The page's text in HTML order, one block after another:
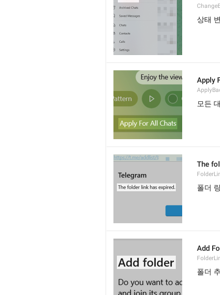
상태
Apply
모든
The
폴더
Add
폴더